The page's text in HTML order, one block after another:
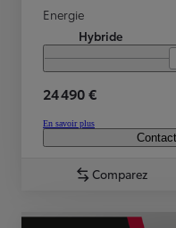
Energie
Hybride
24 490 €
En savoir plus
Comparez